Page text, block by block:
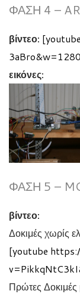
ΦΆΣΗ 4 –
βίντεο:
εικόνες:
ΦΆΣΗ 5 –
βίντεο:
Δοκιμές χωρίς
[youtube
Πρώτες